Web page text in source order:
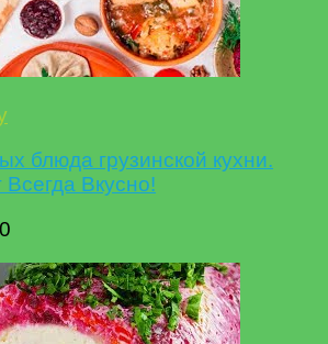
блюда грузинской кухни.
Вкусно!